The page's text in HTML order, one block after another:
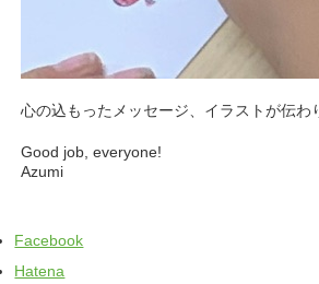
心の込もったメッセージ、イラストが伝わ
Good job, everyone!
Azumi
Facebook
Hatena